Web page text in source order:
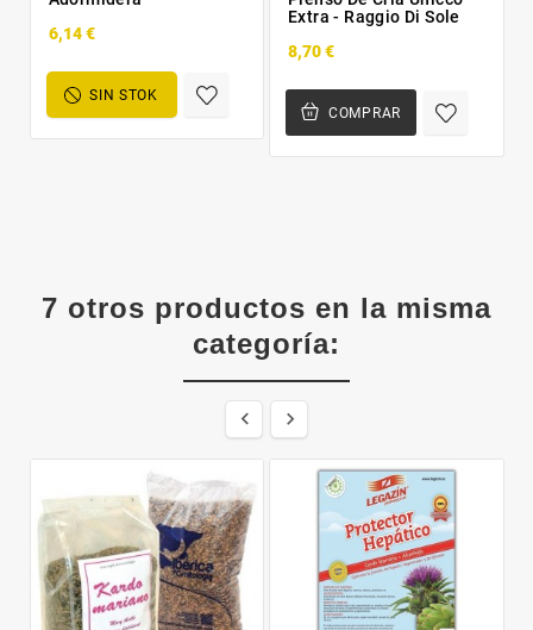
6,14 €
SIN STOK
Extra - Raggio Di Sole
8,70 €
COMPRAR
7 otros productos en la misma
categoría:
 